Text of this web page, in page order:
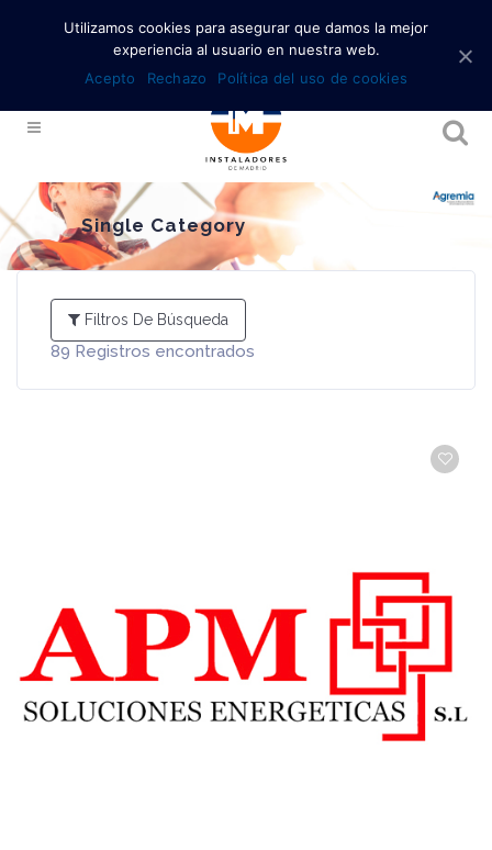
Single Category
Filtros De Búsqueda
89 Registros encontrados
Utilizamos cookies para asegurar que damos la mejor
experiencia al usuario en nuestra web.
Acepto
Rechazo Política del uso de cookies